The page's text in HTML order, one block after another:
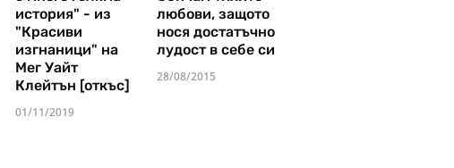
история" - из
"Красиви
изгнаници" на
Мег Уайт
Клейтън [откъс]
01/11/2019
любови, защото
нося достатъчно
лудост в себе си
28/08/2015